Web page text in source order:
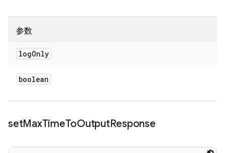
参数
logOnly
boolean
setMaxTimeToOutputResponse